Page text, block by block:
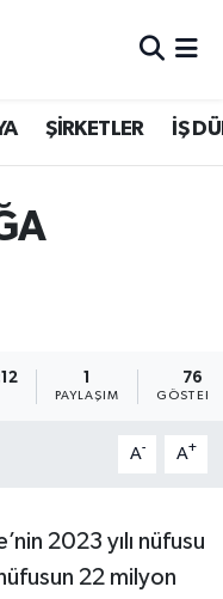
ŞİRKETLER İŞ
1
PAYLAŞIM
76
A- A+
2023 yılı nüfusu
22 milyon